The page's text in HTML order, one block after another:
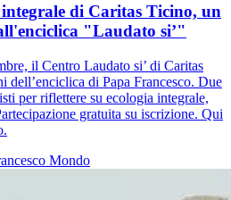
di Caritas Ticino, un
"Laudato si’"
il Centro Laudato si’ di Caritas
dell’enciclica di Papa Francesco. Due
per riflettere su ecologia integrale,
gratuita su iscrizione. Qui
Mondo